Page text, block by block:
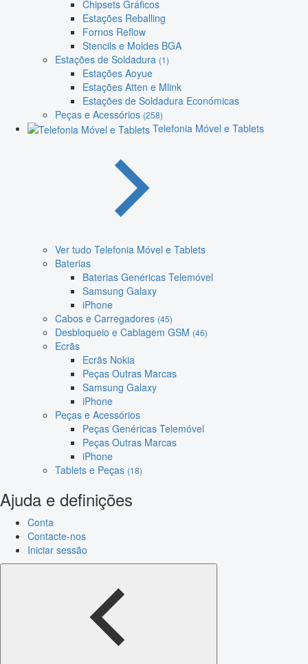
Chipsets Gráficos
Estações Reballing
Fornos Reflow
Stencils e Moldes BGA
Estações de Soldadura (1)
Estações Aoyue
Estações Atten e Mlink
Estações de Soldadura Económicas
Peças e Acessórios (258)
Telefonia Móvel e Tablets
Ver tudo Telefonia Móvel e Tablets
Baterias
Baterias Genéricas Telemóvel
Samsung Galaxy
iPhone
Cabos e Carregadores (45)
Desbloqueio e Cablagem GSM (46)
Ecrãs
Ecrãs Nokia
Peças Outras Marcas
Samsung Galaxy
iPhone
Peças e Acessórios
Peças Genéricas Telemóvel
Peças Outras Marcas
iPhone
Tablets e Peças (18)
Ajuda e definições
Conta
Contacte-nos
Iniciar sessão